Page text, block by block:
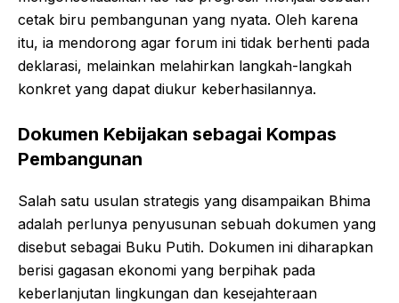
cetak biru pembangunan yang nyata. Oleh karena
itu, ia mendorong agar forum ini tidak berhenti pada
deklarasi, melainkan melahirkan langkah-langkah
konkret yang dapat diukur keberhasilannya.
Dokumen Kebijakan sebagai Kompas
Pembangunan
Salah satu usulan strategis yang disampaikan Bhima
adalah perlunya penyusunan sebuah dokumen yang
disebut sebagai Buku Putih. Dokumen ini diharapkan
berisi gagasan ekonomi yang berpihak pada
keberlanjutan lingkungan dan kesejahteraan